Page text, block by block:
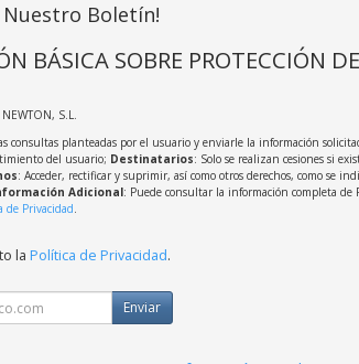
Nuestro Boletín!
BÁSICA SOBRE PROTECCIÓN DE
NEWTON, S.L.
consultas planteadas por el usuario y enviarle la información
del usuario; Destinatarios: Solo se realizan cesiones si
: Acceder, rectificar y suprimir, así como otros derechos, como se
Adicional: Puede consultar la información completa de
de Privacidad.
la Política de Privacidad.
Enviar